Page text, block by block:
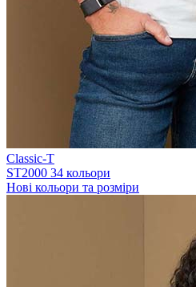
Classic-T
ST2000 34 кольори
Нові кольори та розміри